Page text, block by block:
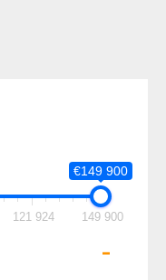
€149 900
121 924 149 900
-